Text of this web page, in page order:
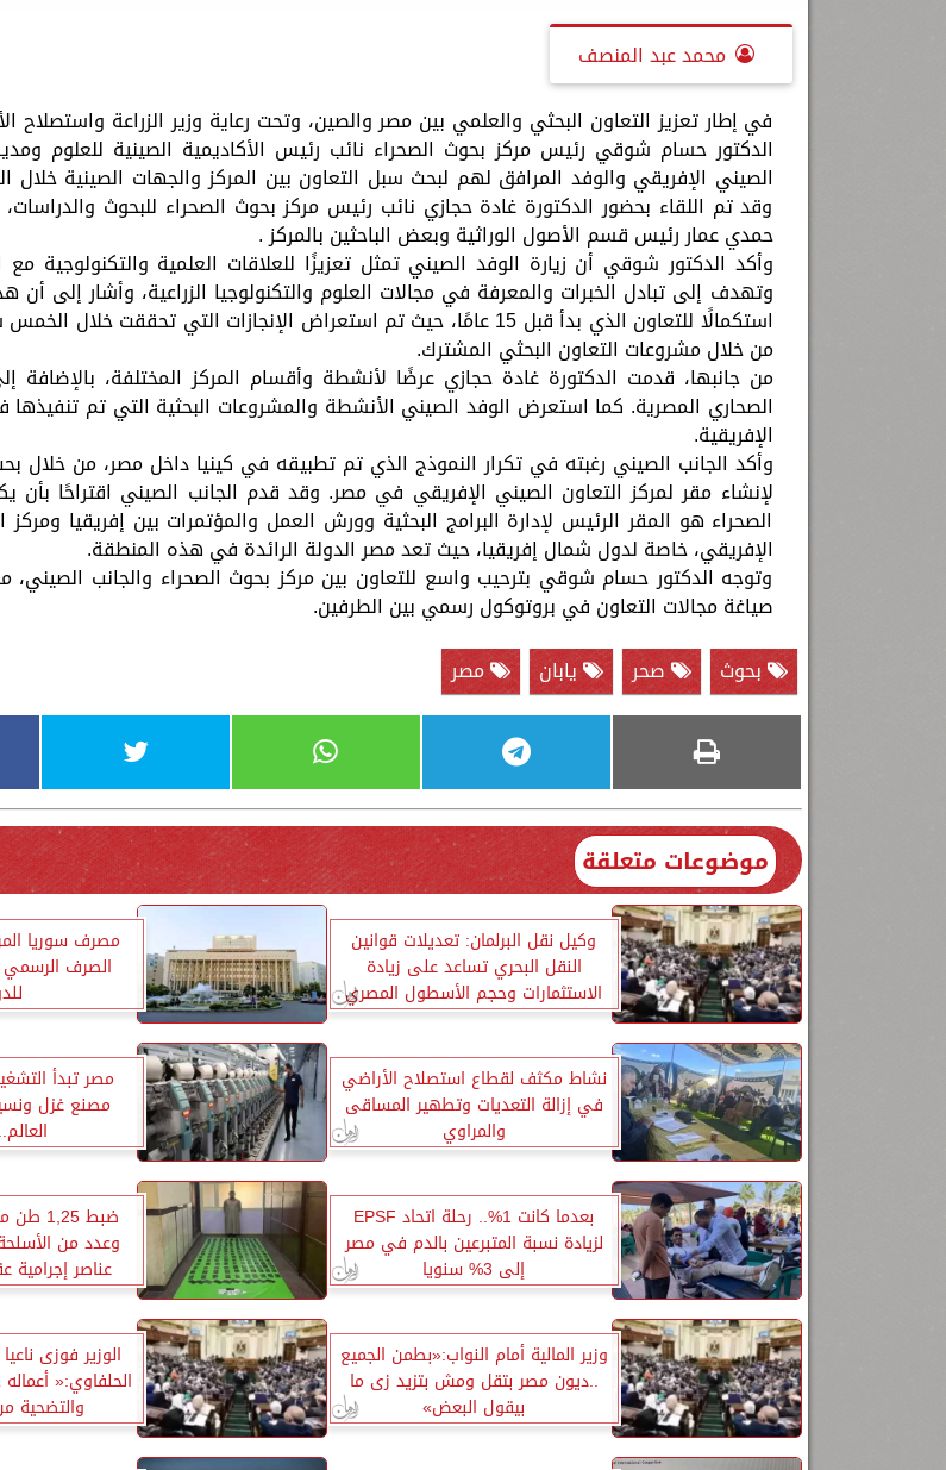
محمد عبد المنصف
في إطار تعزيز التعاون البحثي والعلمي بين مصر والصين، وتحت رعاية وزير الزراعة واستصلاح
الدكتور حسام شوقي رئيس مركز بحوث الصحراء نائب رئيس الأكاديمية الصينية للعلوم
الصيني الإفريقي والوفد المرافق لهم لبحث سبل التعاون بين المركز والجهات الصينية خلال
وقد تم اللقاء بحضور الدكتورة غادة حجازي نائب رئيس مركز بحوث الصحراء للبحوث
حمدي عمار رئيس قسم الأصول الوراثية وبعض الباحثين بالمركز .
وأكد الدكتور شوقي أن زيارة الوفد الصيني تمثل تعزيزًا للعلاقات العلمية والتكنولوجية مع
وتهدف إلى تبادل الخبرات والمعرفة في مجالات العلوم والتكنولوجيا الزراعية، وأشار إلى أن
استكمالًا للتعاون الذي بدأ قبل 15 عامًا، حيث تم استعراض الإنجازات التي تحققت
من خلال مشروعات التعاون البحثي المشترك.
من جانبها، قدمت الدكتورة غادة حجازي عرضًا لأنشطة وأقسام المركز المختلفة، بالإضافة
الصحاري المصرية. كما استعرض الوفد الصيني الأنشطة والمشروعات البحثية التي تم
الإفريقية.
وأكد الجانب الصيني رغبته في تكرار النموذج الذي تم تطبيقه في كينيا داخل مصر، من خلال
لإنشاء مقر لمركز التعاون الصيني الإفريقي في مصر. وقد قدم الجانب الصيني اقتراحًا بأن
الصحراء هو المقر الرئيس لإدارة البرامج البحثية وورش العمل والمؤتمرات بين إفريقيا ومركز
الإفريقي، خاصة لدول شمال إفريقيا، حيث تعد مصر الدولة الرائدة في هذه المنطقة.
وتوجه الدكتور حسام شوقي بترحيب واسع للتعاون بين مركز بحوث الصحراء والجانب الصيني،
صياغة مجالات التعاون في بروتوكول رسمي بين الطرفين.
بحوث
صحر يابان مصر
موضوعات متعلقة
وكيل نقل البرلمان: تعديلات قوانين
النقل البحري تساعد على زيادة
الاستثمارات وحجم الأسطول المصري
مصرف سوريا
نشاط مكثف لقطاع استصلاح الأراضي
في إزالة التعديات وتطهير المساقى
والمراوي
مصر تبدأ
مصنع غزل
بعدما كانت 1%.. رحلة اتحاد EPSF
لزيادة نسبة المتبرعين بالدم في مصر
إلى 3% سنويا
ضبط
عناصر إجرامية
النيران
وزير المالية أمام النواب:«بطمن الجميع
..ديون مصر بتقل ومش بتزيد زى ما
بيقول البعض»
الوزير فوزى
الحلفاوي:«
والتضحية